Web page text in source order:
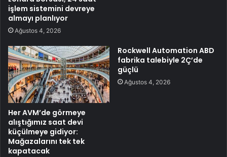
işlem sistemini devreye
almayı planlıyor
Ağustos 4, 2026
Her AVM’de görmeye
alıştığımız saat devi
küçülmeye gidiyor:
Mağazalarını tek tek
kapatacak
Rockwell Automation ABD
fabrika talebiyle 2Ç’de
güçlü
Ağustos 4, 2026